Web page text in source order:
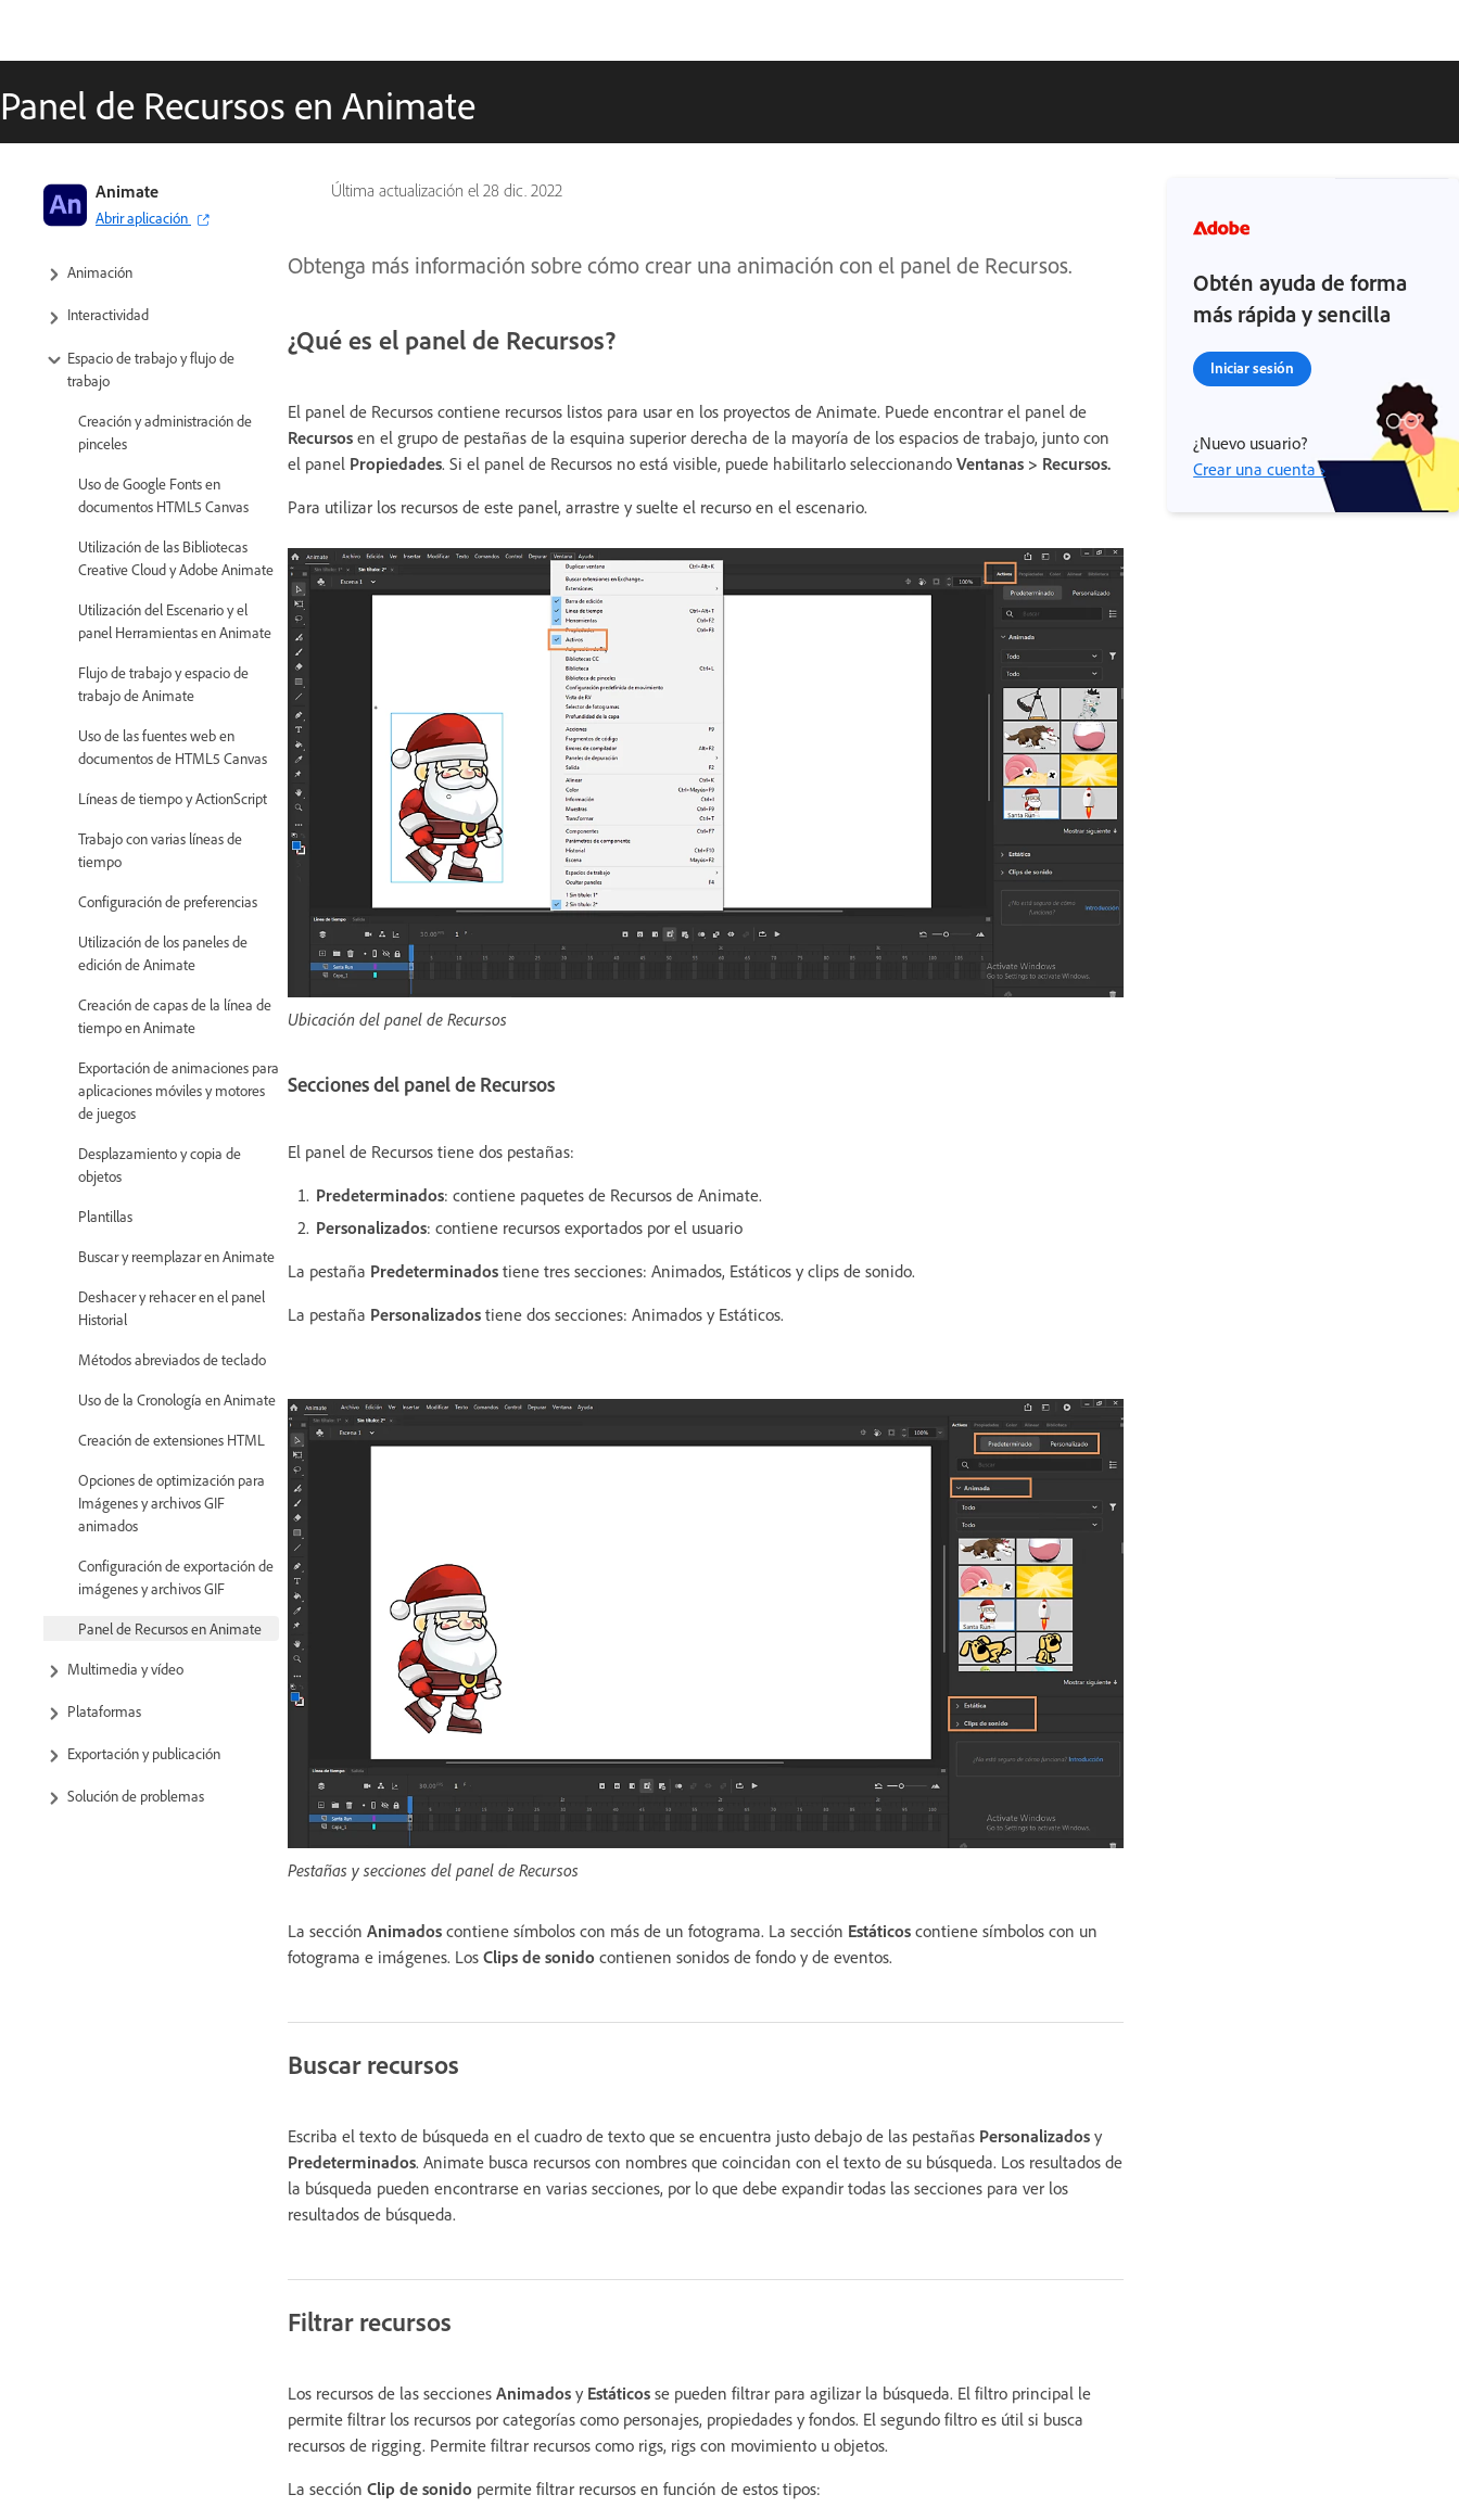
Panel de Recursos en Animate
Última actualización el 28 dic. 2022
Animate
Abrir aplicación
Guía del usuario de Adobe Animate
Introducción a Animate
Animación
Interactividad
Espacio de trabajo y flujo de
trabajo
Creación y administración de
pinceles
Uso de Google Fonts en
documentos HTML5 Canvas
Utilización de las Bibliotecas
Creative Cloud y Adobe Animate
Utilización del Escenario y el
panel Herramientas en Animate
Flujo de trabajo y espacio de
trabajo de Animate
Uso de las fuentes web en
documentos de HTML5 Canvas
Líneas de tiempo y ActionScript
Trabajo con varias líneas de
tiempo
Configuración de preferencias
Utilización de los paneles de
edición de Animate
Creación de capas de la línea de
tiempo en Animate
Exportación de animaciones para
aplicaciones móviles y motores
de juegos
Desplazamiento y copia de
objetos
Plantillas
Buscar y reemplazar en Animate
Deshacer y rehacer en el panel
Historial
Métodos abreviados de teclado
Uso de la Cronología en Animate
Creación de extensiones HTML
Opciones de optimización para
Imágenes y archivos GIF
animados
Configuración de exportación de
imágenes y archivos GIF
Panel de Recursos en Animate
Multimedia y vídeo
Plataformas
Exportación y publicación
Solución de problemas
Obtenga más información sobre cómo crear una animación con el panel de Recursos.
¿Qué es el panel de Recursos?
El panel de Recursos contiene recursos listos para usar en los proyectos de Animate. Puede encontrar el panel de
Recursos en el grupo de pestañas de la esquina superior derecha de la mayoría de los espacios de trabajo, junto con
el panel Propiedades. Si el panel de Recursos no está visible, puede habilitarlo seleccionando Ventanas > Recursos.
Para utilizar los recursos de este panel, arrastre y suelte el recurso en el escenario.
Ubicación del panel de Recursos
Secciones del panel de Recursos
El panel de Recursos tiene dos pestañas:
Predeterminados: contiene paquetes de Recursos de Animate.
Personalizados: contiene recursos exportados por el usuario
La pestaña Predeterminados tiene tres secciones: Animados, Estáticos y clips de sonido.
La pestaña Personalizados tiene dos secciones: Animados y Estáticos.
Pestañas y secciones del panel de Recursos
La sección Animados contiene símbolos con más de un fotograma. La sección Estáticos contiene símbolos con un
fotograma e imágenes. Los Clips de sonido contienen sonidos de fondo y de eventos.
Buscar recursos
Escriba el texto de búsqueda en el cuadro de texto que se encuentra justo debajo de las pestañas Personalizados y
Predeterminados. Animate busca recursos con nombres que coincidan con el texto de su búsqueda. Los resultados de
la búsqueda pueden encontrarse en varias secciones, por lo que debe expandir todas las secciones para ver los
resultados de búsqueda.
Filtrar recursos
Los recursos de las secciones Animados y Estáticos se pueden filtrar para agilizar la búsqueda. El filtro principal le
permite filtrar los recursos por categorías como personajes, propiedades y fondos. El segundo filtro es útil si busca
recursos de rigging. Permite filtrar recursos como rigs, rigs con movimiento u objetos.
La sección Clip de sonido permite filtrar recursos en función de estos tipos:
Obtén ayuda de forma
más rápida y sencilla
Iniciar sesión
¿Nuevo usuario?
Crear una cuenta ›